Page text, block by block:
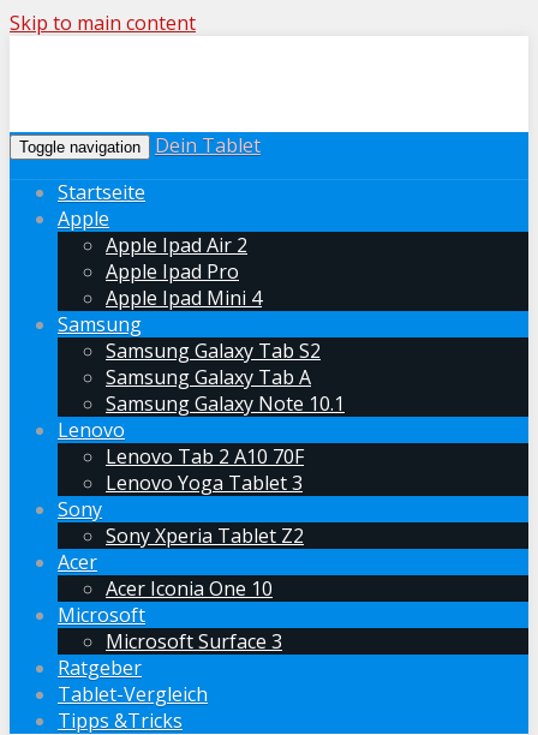
Skip to main content
Toggle navigation
Dein Tablet
Startseite
Apple
Apple Ipad Air 2
Apple Ipad Pro
Apple Ipad Mini 4
Samsung
Samsung Galaxy Tab S2
Samsung Galaxy Tab A
Samsung Galaxy Note 10.1
Lenovo
Lenovo Tab 2 A10 70F
Lenovo Yoga Tablet 3
Sony
Sony Xperia Tablet Z2
Acer
Acer Iconia One 10
Microsoft
Microsoft Surface 3
Ratgeber
Tablet-Vergleich
Tipps &Tricks